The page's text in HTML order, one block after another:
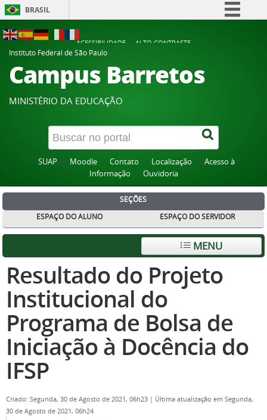
BRASIL
Participe
Acesso à informação
Canais
ACESSIBILIDADE
ALTO CONTRASTE
Instituto Federal de São Paulo
Campus Barretos
MINISTÉRIO DA EDUCAÇÃO
SUAP Moodle Contato Localização
Acesso à
Informação
Ouvidoria
SEÇÕES
ESPAÇO DO ALUNO
ESPAÇO DO SERVIDOR
MENU
Resultado do Projeto
Institucional do
Programa de Bolsa de
Iniciação à Docência do
IFSP
Criado: Segunda, 30 de Agosto de 2021, 06h23 | Última atualização em Segunda,
30 de Agosto de 2021, 06h24